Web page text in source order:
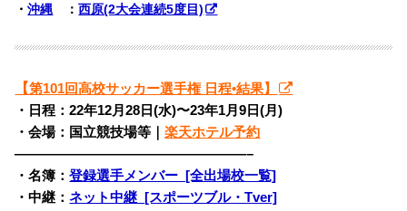
・沖縄 ：西原(2大会連続5度目)
【第101回高校サッカー選手権 日程•結果】
・日程：22年12月28日(水)〜23年1月9日(月)
・会場：国立競技場等｜楽天ホテル予約
—————————————————–
・名簿：登録選手メンバー [全出場校一覧]
・中継：ネット中継 [スポーツブル・Tver]